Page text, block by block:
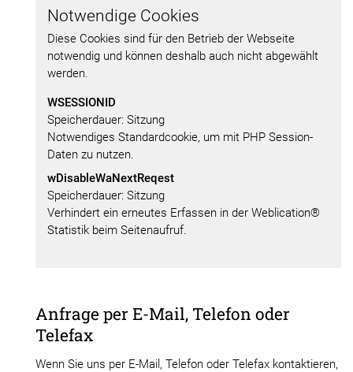
Notwendige Cookies
Diese Cookies sind für den Betrieb der Webseite
notwendig und können deshalb auch nicht abgewählt
werden.
WSESSIONID
Speicherdauer Sitzung
Notwendiges Standardcookie, um mit PHP Session-
Daten zu nutzen.
wDisableWaNextReqest
Speicherdauer Sitzung
Verhindert ein erneutes Erfassen in der Weblication®
Statistik beim Seitenaufruf.
Anfrage per E-Mail, Telefon oder
Telefax
Wenn Sie uns per E-Mail, Telefon oder Telefax kontaktieren,